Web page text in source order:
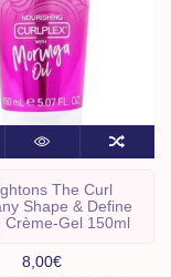
The Curl
Shape & Define
Crème-Gel 150ml
8,00€